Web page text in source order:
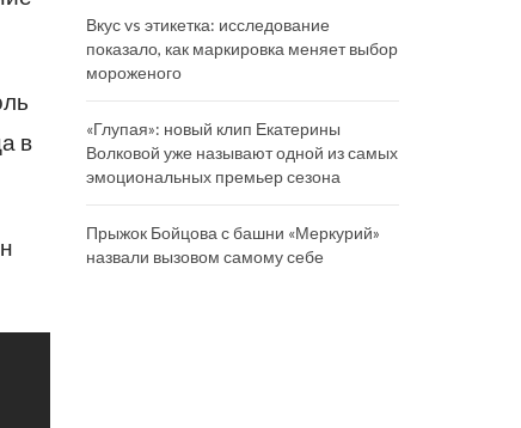
в
Вкус vs этикетка: исследование
показало, как маркировка меняет выбор
мороженого
«Глупая»: новый клип Екатерины
Волковой уже называют одной из самых
эмоциональных премьер сезона
Прыжок Бойцова с башни «Меркурий»
назвали вызовом самому себе